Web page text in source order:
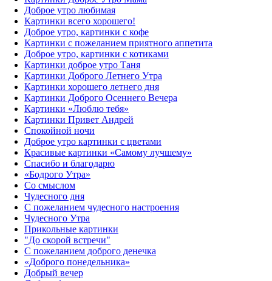
Доброе утро любимая
Картинки всего хорошего!
Доброе утро, картинки с кофе
Картинки с пожеланием приятного аппетита
Доброе утро, картинки с котиками
Картинки доброе утро Таня
Картинки Доброго Летнего Утра
Картинки хорошего летнего дня
Картинки Доброго Осеннего Вечера
Картинки «Люблю тебя»
Картинки Привет Андрей
Спокойной ночи
Доброе утро картинки с цветами
Красивые картинки «Самому лучшему»
Спасибо и благодарю
«‎Бодрого Утра»‎
Со смыслом
Чудесного дня
С пожеланием чудесного настроения
Чудесного Утра
Прикольные картинки
"До скорой встречи"
С пожеланием доброго денечка
«Доброго понедельника»‎
Добрый вечер